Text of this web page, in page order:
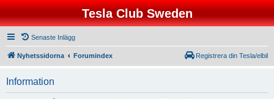
Tesla Club Sweden
Senaste Inlägg
Nyhetssidorna Forumindex Registrera din Tesla/elbil
Information